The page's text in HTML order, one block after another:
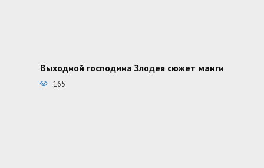
Выходной господина Злодея сюжет манги
165